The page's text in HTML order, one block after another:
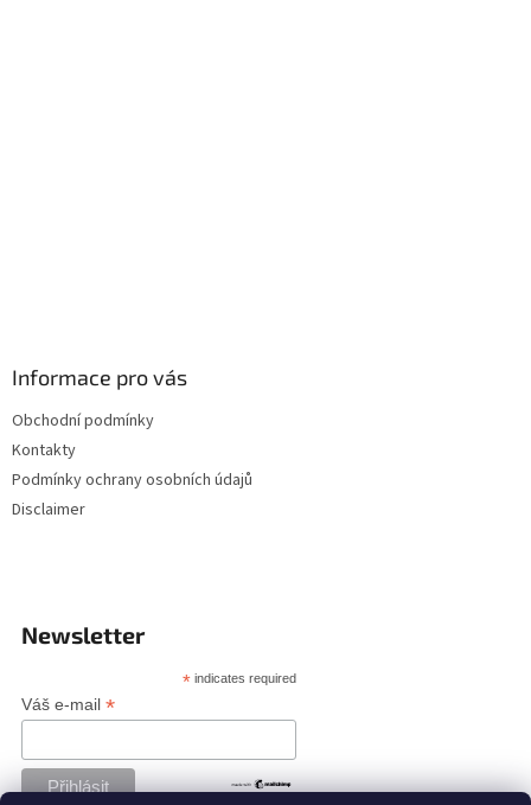
Informace pro vás
Obchodní podmínky
Kontakty
Podmínky ochrany osobních údajů
Disclaimer
Newsletter
* indicates required
Váš e-mail *